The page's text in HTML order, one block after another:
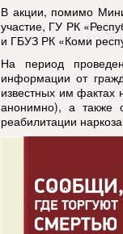
В акции, помимо
участие, ГУ РК
и ГБУЗ РК «Коми
На период
информации от
известных им фактах
анонимно), а также
реабилитации